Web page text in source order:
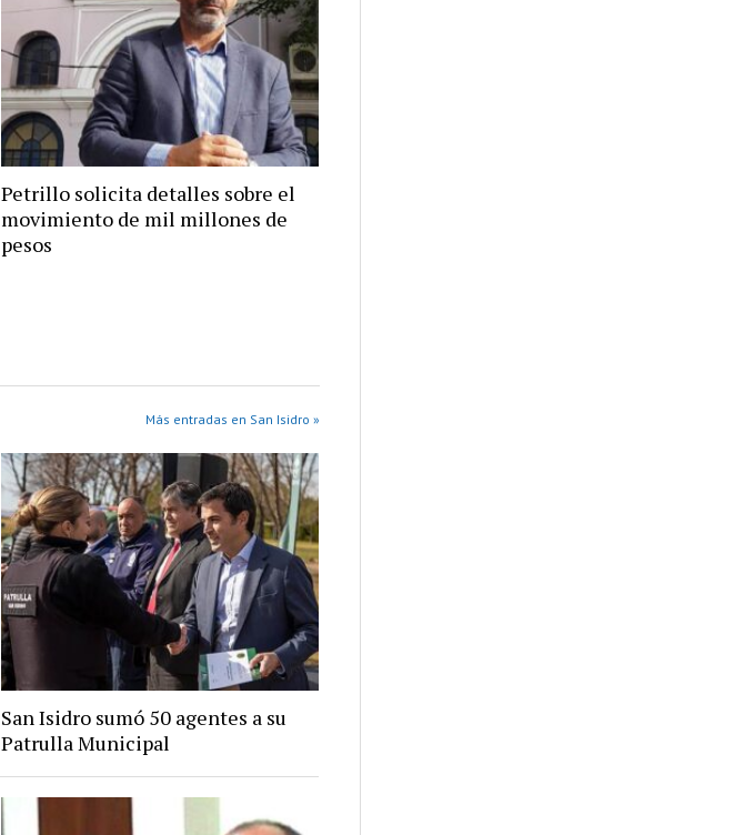
Petrillo solicita detalles sobre el
movimiento de mil millones de
pesos
Más entradas en San Isidro »
San Isidro sumó 50 agentes a su
Patrulla Municipal